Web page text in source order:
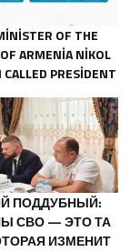
OF THE
ARMENIA NIKOL
CALLED PRESIDENT
ILHAM ALIYEV
ПОДДУБНЫЙ:
СВО — ЭТО ТА
ИЗМЕНИТ